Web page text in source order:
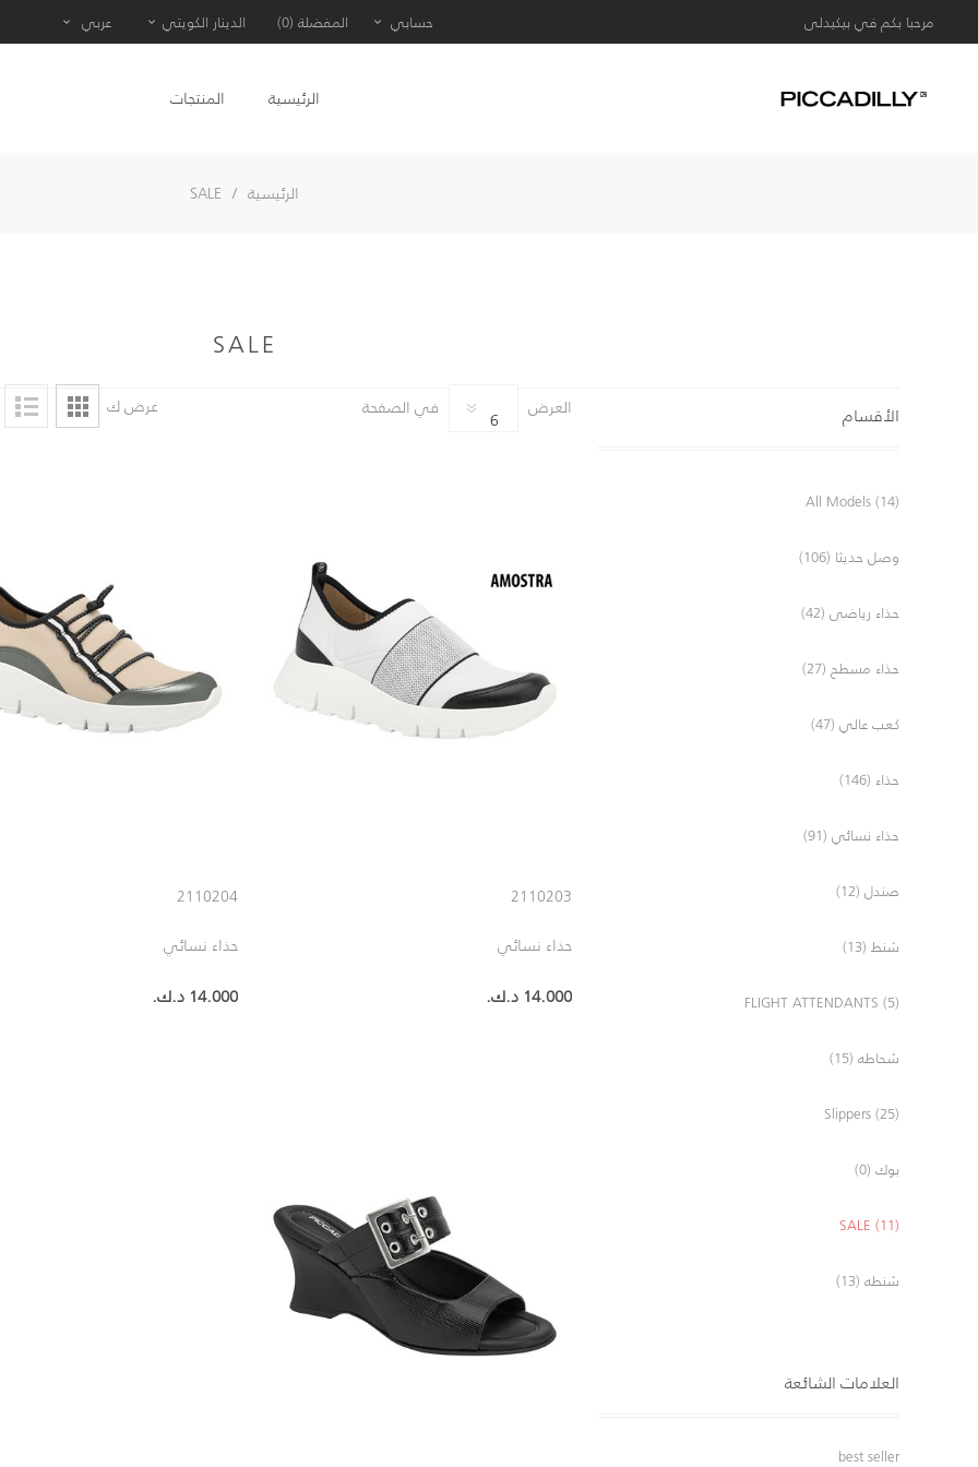
مرحبا بكم في بيكيدلى حسابي المفضلة (0) الدينار الكويتي عربي
الرئيسية المنتجات
الرئيسية /
SALE
SALE
عرض ك العرض 6 في الصفحة
2110203
حذاء نسائي
14.000 د.ك.‏
2110204
حذاء نسائي
14.000 د.ك.‏
الأقسام
All Models (14)
وصل حديثا (106)
حذاء رياضى (42)
حذاء مسطح (27)
كعب عالي (47)
حذاء (146)
حذاء نسائي (91)
صندل (12)
شنط (13)
FLIGHT ATTENDANTS (5)
شحاطه (15)
Slippers (25)
بوك (0)
SALE (11)
شنطه (13)
العلامات الشائعة
best seller